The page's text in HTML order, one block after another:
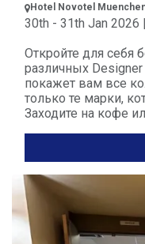
Hotel Novotel
30th - 31th Jan 2026
Откройте для себя
различных
покажет вам все
только те марки,
Заходите на кофе